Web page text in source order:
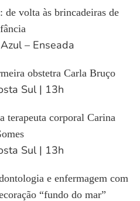
de volta às brincadeiras de
– Enseada
obstetra Carla Bruço
Sul | 13h
terapeuta corporal Carina
Sul | 13h
e enfermagem com
“fundo do mar”